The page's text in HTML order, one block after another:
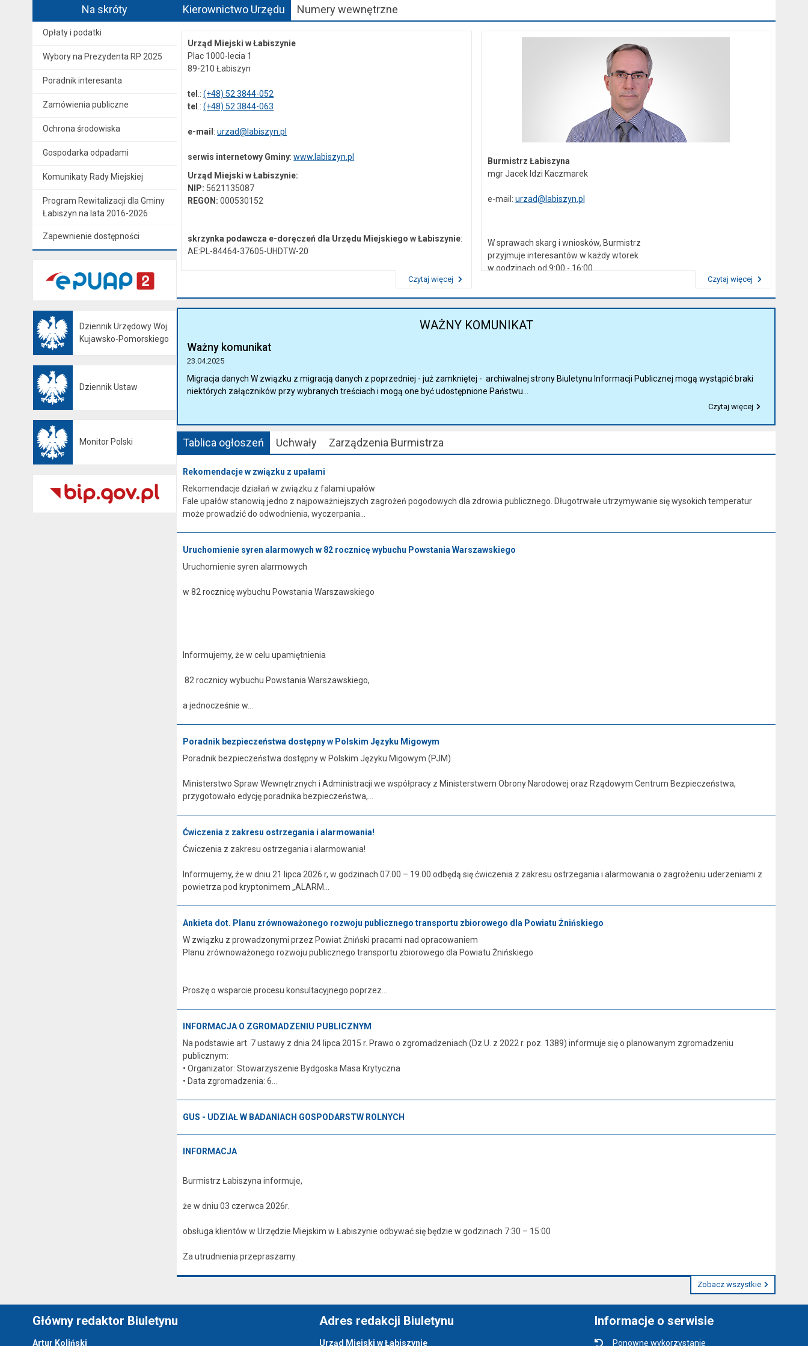
Na skróty
Opłaty i podatki
Wybory na Prezydenta RP 2025
Poradnik interesanta
Zamówienia publiczne
Ochrona środowiska
Gospodarka odpadami
Komunikaty Rady Miejskiej
Program Rewitalizacji dla Gminy
Łabiszyn na lata 2016-2026
Zapewnienie dostępności
Dziennik Urzędowy Woj.
Kujawsko-Pomorskiego
Dziennik Ustaw
Monitor Polski
Kierownictwo Urzędu Numery wewnętrzne
Urząd Miejski w Łabiszynie
Plac 1000-lecia 1
89-210 Łabiszyn
tel .:(+48) 52 3844-052
tel .:(+48) 52 3844-063
e-mail :urzad@labiszyn.pl
serwis internetowy Gminy:www.labiszyn.pl
Urząd Miejski w Łabiszynie:
NIP: 5621135087
REGON:000530152
skrzynka podawcza e-doręczeń dla Urzędu Miejskiego w Łabiszynie:
AE:PL-84464-37605-UHDTW-20
NIP:5621772747
skrzynka podawcza epuap:
/0419044/skrytka
Czytaj więcej
Burmistrz Łabiszyna
mgr Jacek Idzi Kaczmarek
e-mail: urzad@labiszyn.pl
W sprawach skarg i wniosków, Burmistrz
przyjmuje interesantów w każdy wtorek
w godzinach od 9:00 - 16:00
Czytaj więcej
WAŻNY KOMUNIKAT
Ważny komunikat
23.04.2025
Migracja danych W związku z migracją danych z poprzedniej - już zamkniętej - archiwalnej strony Biuletynu Informacji Publicznej mogą wystąpić braki
niektórych załączników przy wybranych treściach i mogą one być udostępnione Państwu...
Czytaj więcej
Tablica ogłoszeń Uchwały Zarządzenia Burmistrza
Rekomendacje w związku z upałami
Rekomendacje działań w związku z falami upałów
Fale upałów stanowią jedno z najpoważniejszych zagrożeń pogodowych dla zdrowia publicznego. Długotrwałe utrzymywanie się wysokich temperatur
może prowadzić do odwodnienia, wyczerpania...
Uruchomienie syren alarmowych w 82 rocznicę wybuchu Powstania Warszawskiego
Uruchomienie syren alarmowych
w 82 rocznicę wybuchu Powstania Warszawskiego
Informujemy, że w celu upamiętnienia
82 rocznicy wybuchu Powstania Warszawskiego,
a jednocześnie w...
Poradnik bezpieczeństwa dostępny w Polskim Języku Migowym
Poradnik bezpieczeństwa dostępny w Polskim Języku Migowym (PJM)
Ministerstwo Spraw Wewnętrznych i Administracji we współpracy z Ministerstwem Obrony Narodowej oraz Rządowym Centrum Bezpieczeństwa,
przygotowało edycję poradnika bezpieczeństwa,...
Ćwiczenia z zakresu ostrzegania i alarmowania!
Ćwiczenia z zakresu ostrzegania i alarmowania!
Informujemy, że w dniu 21 lipca 2026 r, w godzinach 07.00 – 19.00 odbędą się ćwiczenia z zakresu ostrzegania i alarmowania o zagrożeniu uderzeniami z
powietrza pod kryptonimem „ALARM...
Ankieta dot. Planu zrównoważonego rozwoju publicznego transportu zbiorowego dla Powiatu Żnińskiego
W związku z prowadzonymi przez Powiat Żniński pracami nad opracowaniem
Planu zrównoważonego rozwoju publicznego transportu zbiorowego dla Powiatu Żnińskiego
Proszę o wsparcie procesu konsultacyjnego poprzez...
INFORMACJA O ZGROMADZENIU PUBLICZNYM
Na podstawie art. 7 ustawy z dnia 24 lipca 2015 r. Prawo o zgromadzeniach (Dz.U. z 2022 r. poz. 1389) informuje się o planowanym zgromadzeniu
publicznym:
• Organizator: Stowarzyszenie Bydgoska Masa Krytyczna
• Data zgromadzenia: 6...
GUS - UDZIAŁ W BADANIACH GOSPODARSTW ROLNYCH
INFORMACJA
Burmistrz Łabiszyna informuje,
że w dniu 03 czerwca 2026r.
obsługa klientów w Urzędzie Miejskim w Łabiszynie odbywać się będzie w godzinach 7:30 – 15:00
Za utrudnienia przepraszamy.
Zobacz wszystkie
Główny redaktor Biuletynu
Artur Koliński
Adres redakcji Biuletynu
Urząd Miejski w Łabiszynie
Informacje o serwisie
Ponowne wykorzystanie